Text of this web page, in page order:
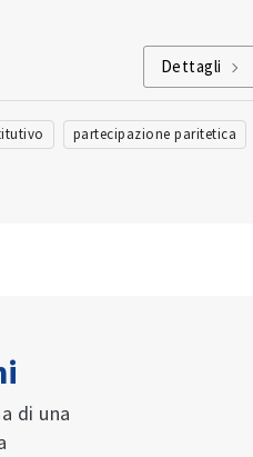
Dettagli
partecipazione paritetica
di una